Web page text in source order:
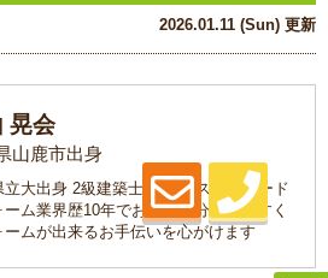
2026.01.11 (Sun) 更新
晃会
山鹿市出身
立大出身 2級建築士 趣味はスノーボード
ーム業界歴10年でお客様が分かりやすく
ームが出来るお手伝いを心がけます